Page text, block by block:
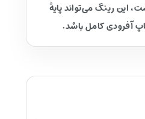
این رینگ می‌تواند پایهٔ
آفرودی کامل باشد.